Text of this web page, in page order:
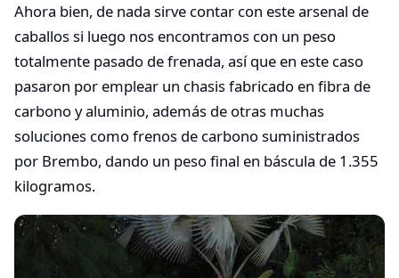
Ahora bien, de nada sirve contar con este arsenal de
caballos si luego nos encontramos con un peso
totalmente pasado de frenada, así que en este caso
pasaron por emplear un chasis fabricado en fibra de
carbono y aluminio, además de otras muchas
soluciones como frenos de carbono suministrados
por Brembo, dando un peso final en báscula de 1.355
kilogramos.